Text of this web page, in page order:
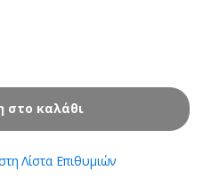
στο καλάθι
Λίστα Επιθυμιών